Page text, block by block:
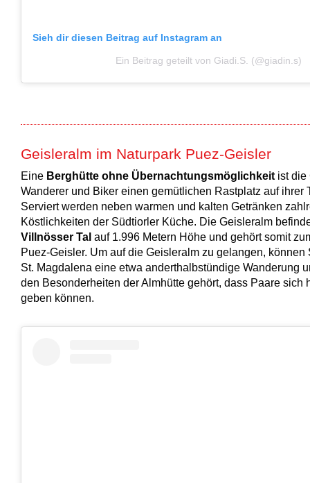
Sieh dir diesen Beitrag auf Instagram an
Ein Beitrag geteilt von Giadi.S. (@giadin.s)
Geisleralm im Naturpark Puez-Geisler
Eine Berghütte ohne Übernachtungsmöglichkeit ist die
Wanderer und Biker einen gemütlichen Rastplatz auf ihrer
Serviert werden neben warmen und kalten Getränken
Köstlichkeiten der Südtiorler Küche. Die Geisleralm
Villnösser Tal auf 1.996 Metern Höhe und gehört somit
Puez-Geisler. Um auf die Geisleralm zu gelangen,
St. Magdalena eine etwa anderthalbstündige Wanderung
den Besonderheiten der Almhütte gehört, dass Paare sich
geben können.